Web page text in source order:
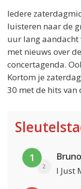
Iedere
luisteren naar de
uur lang aandacht
met nieuws over
concertagenda.
Kortom je
30 met de hits van
1
2 I Just